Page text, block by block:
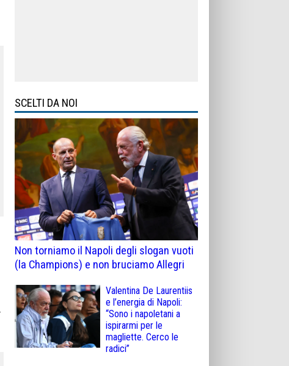
SCELTI DA NOI
Non torniamo il Napoli degli slogan vuoti
(la Champions) e non bruciamo Allegri
Valentina De Laurentiis
e l’energia di Napoli:
“Sono i napoletani a
ispirarmi per le
magliette. Cerco le
radici”